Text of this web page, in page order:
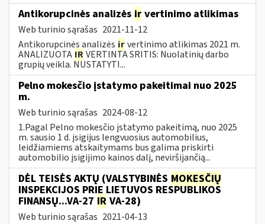
Antikorupcinės analizės ir vertinimo atlikimas
Web turinio sąrašas 2021-11-12
Antikorupcinės analizės irvertinimo atlikimas 2021 m.
ANALIZUOTA IRVERTINTA SRITIS: Nuolatinių darbo
grupių veikla. NUSTATYTI...
Pelno mokesčio įstatymo pakeitimai nuo 2025
m.
Web turinio sąrašas 2024-08-12
1.Pagal Pelno mokesčio įstatymo pakeitimą, nuo 2025
m. sausio 1 d. įsigijus lengvuosius automobilius,
leidžiamiems atskaitymams bus galima priskirti
automobilio įsigijimo kainos dalį, neviršijančią...
DĖL TEISĖS AKTŲ (VALSTYBINĖS MOKESČIŲ
INSPEKCIJOS PRIE LIETUVOS RESPUBLIKOS
FINANSŲ...VA-27 IR VA-28)
Web turinio sąrašas 2021-04-13